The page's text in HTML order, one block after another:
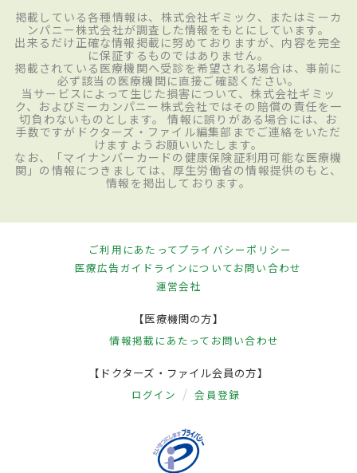
掲載している各種情報は、株式会社ギミック、またはミーカ
ンパニー株式会社が調査した情報をもとにしています。
出来るだけ正確な情報掲載に努めておりますが、内容を完全
に保証するものではありません。
掲載されている医療機関へ受診を希望される場合は、事前に
必ず該当の医療機関に直接ご確認ください。
当サービスによって生じた損害について、株式会社ギミッ
ク、およびミーカンパニー株式会社ではその賠償の責任を一
切負わないものとします。 情報に誤りがある場合には、お
手数ですがドクターズ・ファイル編集部までご連絡をいただ
けますようお願いいたします。
なお、「マイナンバーカードの健康保険証利用可能な医療機
関」の情報につきましては、厚生労働省の情報提供のもと、
情報を掲出しております。
ご利用にあたってプライバシーポリシー
医療広告ガイドラインについてお問い合わせ
運営会社
【医療機関の方】
情報掲載にあたって お問い合わせ
【ドクターズ・ファイル会員の方】
ログイン 会員登録